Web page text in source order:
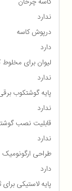
ندارد
درپوش کاسه
دارد
لیوان برای
ندارد
پایه گوشتکوب
ندارد
قابلیت نصب
ندارد
طراحی ارگونومیک
دارد
پایه لاستیکی